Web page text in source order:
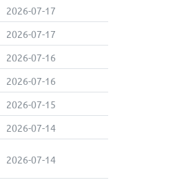
2026-07-17
2026-07-17
2026-07-16
2026-07-16
2026-07-15
2026-07-14
2026-07-14